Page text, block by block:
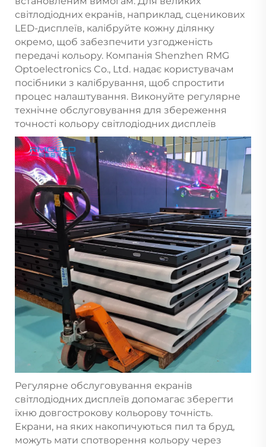
світлодіодних екранів, наприклад, сценикових
LED-дисплеїв, калібруйте кожну ділянку
окремо, щоб забезпечити узгодженість
передачі кольору. Компанія Shenzhen RMG
Optoelectronics Co., Ltd. надає користувачам
посібники з калібрування, щоб спростити
процес налаштування. Виконуйте регулярне
технічне обслуговування для збереження
точності кольору світлодіодних дисплеїв
Регулярне обслуговування екранів
світлодіодних дисплеїв допомагає зберегти
їхню довгострокову кольорову точність.
Екрани, на яких накопичуються пил та бруд,
можуть мати спотворення кольору через